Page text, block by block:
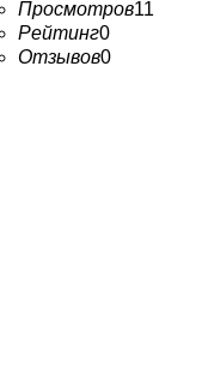
Просмотров11
Рейтинг0
Отзывов0